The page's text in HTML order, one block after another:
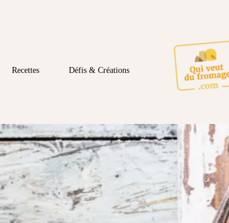
Recettes Défis & Créations